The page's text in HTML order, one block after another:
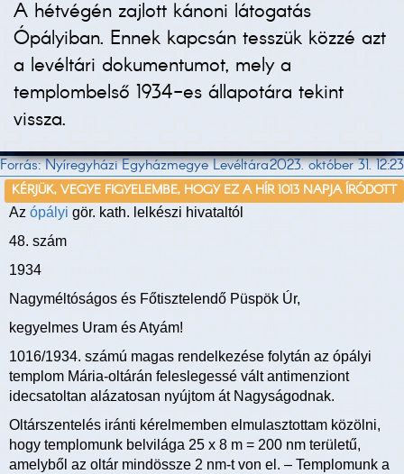
A hétvégén zajlott kánoni látogatás
Ópályiban. Ennek kapcsán tesszük közzé azt
a levéltári dokumentumot, mely a
templombelső 1934-es állapotára tekint
vissza.
Forrás: Nyíregyházi Egyházmegye Levéltára2023. október 31. 12:23
KÉRJÜK, VEGYE FIGYELEMBE, HOGY EZ A HÍR 1013 NAPJA ÍRÓDOTT
Az ópályi gör. kath. lelkészi hivataltól
48. szám
1934
Nagyméltóságos és Főtisztelendő Püspök Úr,
kegyelmes Uram és Atyám!
1016/1934. számú magas rendelkezése folytán az ópályi
templom Mária-oltárán feleslegessé vált antimenziont
idecsatoltan alázatosan nyújtom át Nagyságodnak.
Oltárszentelés iránti kérelmemben elmulasztottam közölni,
hogy templomunk belvilága 25 x 8 m = 200 nm területű,
amelyből az oltár mindössze 2 nm-t von el. – Templomunk a